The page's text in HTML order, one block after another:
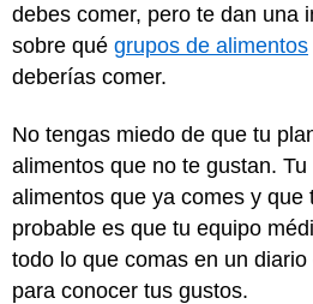
debes comer, pero te dan una
sobre qué grupos de alimentos
deberías comer.
No tengas miedo de que tu
alimentos que no te gustan.
alimentos que ya comes y que
probable es que tu equipo
todo lo que comas en un
para conocer tus gustos.